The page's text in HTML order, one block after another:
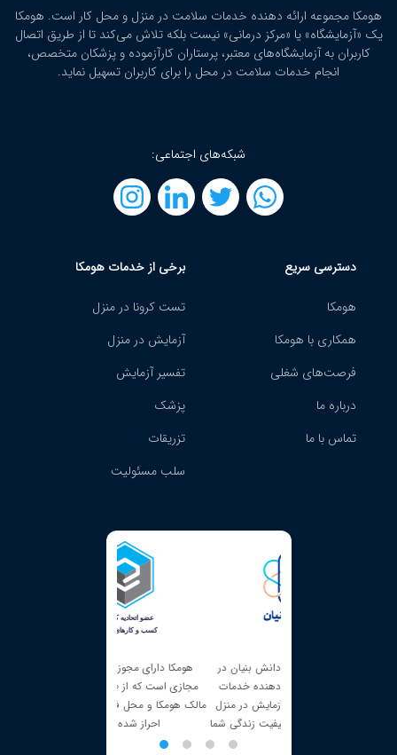
هومکا مجموعه ارائه‌ دهنده خدمات سلامت در منزل و محل کار است. هومکا
یک «آزمایشگاه» یا «مرکز درمانی» نیست بلکه تلاش می‌کند تا از طریق اتصال
کاربران به آزمایشگاه‌های معتبر، پرستاران کارآزموده و پزشکان متخصص،
انجام خدمات سلامت در محل را برای کاربران تسهیل نماید.
شبکه‌های اجتماعی:
دسترسی سریع
هومکا
همکاری با هومکا
فرصت‌های شغلی
درباره ما
تماس با ما
برخی از خدمات هومکا
تست کرونا در منزل
آزمایش در منزل
تفسیر آزمایش
پزشک
تزریقات
سلب مسئولیت
هومکا دارای نماد الکترونیکی تجارت
است و خدمات خود را در چارچوب
قوانین مركز توسعه تجارت الكترونیكی
هومکا دارای مجوز کسب‌و‌کارهای
مجازی است که از طریق آن، هویت
مالک هومکا و محل فعالیت این شرکت
احراز شده است.